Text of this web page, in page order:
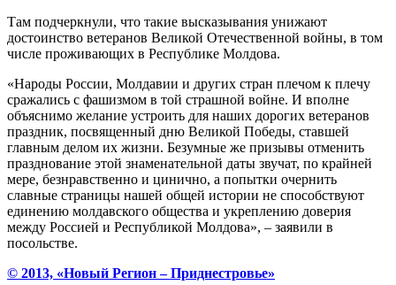
Там подчеркнули, что такие высказывания унижают
достоинство ветеранов Великой Отечественной войны, в том
числе проживающих в Республике Молдова.
«Народы России, Молдавии и других стран плечом к плечу
сражались с фашизмом в той страшной войне. И вполне
объяснимо желание устроить для наших дорогих ветеранов
праздник, посвященный дню Великой Победы, ставшей
главным делом их жизни. Безумные же призывы отменить
празднование этой знаменательной даты звучат, по крайней
мере, безнравственно и цинично, а попытки очернить
славные страницы нашей общей истории не способствуют
единению молдавского общества и укреплению доверия
между Россией и Республикой Молдова», – заявили в
посольстве.
© 2013, «Новый Регион – Приднестровье»